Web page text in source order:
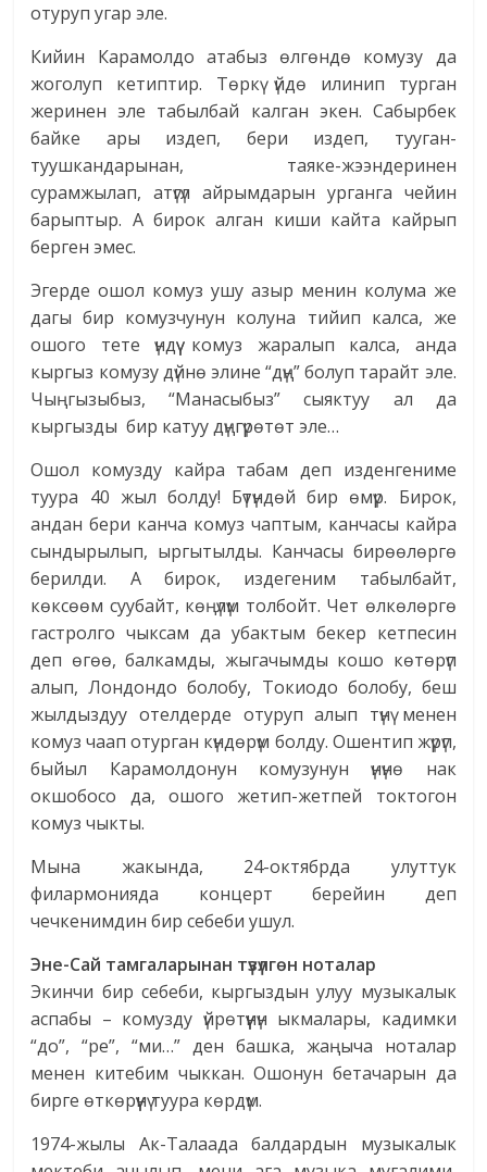
отуруп угар эле.
Кийин Карамолдо атабыз өлгөндө комузу да
жоголуп кетиптир. Төркү үйдө илинип турган
жеринен эле табылбай калган экен. Сабырбек
байке ары издеп, бери издеп, тууган-
туушкандарынан, таяке-жээндеринен
сурамжылап, атүгүл айрымдарын урганга чейин
барыптыр. А бирок алган киши кайта кайрып
берген эмес.
Эгерде ошол комуз ушу азыр менин колума же
дагы бир комузчунун колуна тийип калса, же
ошого тете үндүү комуз жаралып калса, анда
кыргыз комузу дүйнө элине “дүң” болуп тарайт эле.
Чыңгызыбыз, “Манасыбыз” сыяктуу ал да
кыргызды бир катуу дүңгүрөтөт эле…
Ошол комузду кайра табам деп изденгениме
туура 40 жыл болду! Бүтүндөй бир өмүр. Бирок,
андан бери канча комуз чаптым, канчасы кайра
сындырылып, ыргытылды. Канчасы бирөөлөргө
берилди. А бирок, издегеним табылбайт,
көксөөм суубайт, көңүлүм толбойт. Чет өлкөлөргө
гастролго чыксам да убактым бекер кетпесин
деп өгөө, балкамды, жыгачымды кошо көтөрүп
алып, Лондондо болобу, Токиодо болобу, беш
жылдыздуу отелдерде отуруп алып түнү менен
комуз чаап отурган күндөрүм болду. Ошентип жүрүп,
быйыл Карамолдонун комузунун үнүнө нак
окшобосо да, ошого жетип-жетпей токтогон
комуз чыкты.
Мына жакында, 24-октябрда улуттук
филармонияда концерт берейин деп
чечкенимдин бир себеби ушул.
Эне-Сай тамгаларынан түзүлгөн ноталар
Экинчи бир себеби, кыргыздын улуу музыкалык
аспабы – комузду үйрөтүүнүн ыкмалары, кадимки
“до”, “ре”, “ми…” ден башка, жаңыча ноталар
менен китебим чыккан. Ошонун бетачарын да
бирге өткөрүүнү туура көрдүм.
1974-жылы Ак-Талаада балдардын музыкалык